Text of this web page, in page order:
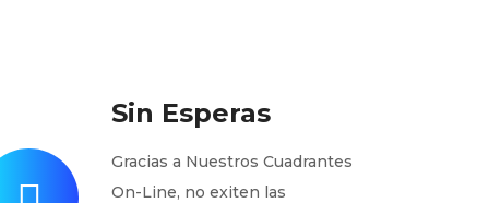
Sin Esperas
Gracias a Nuestros Cuadrantes
On-Line, no exiten las